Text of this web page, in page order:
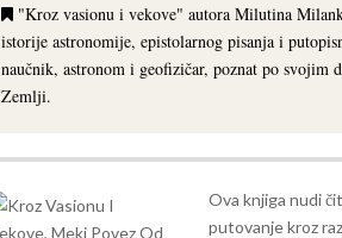
"Kroz vasionu i vekove" autora Milutina
istorije astronomije, epistolarnog pisanja i
naučnik, astronom i geofizičar, poznat po svojim
Zemlji.
Ova knjiga nudi
putovanje kroz